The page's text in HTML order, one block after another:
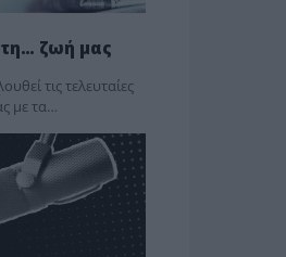
ζωή μας
τις τελευταίες
με τα…